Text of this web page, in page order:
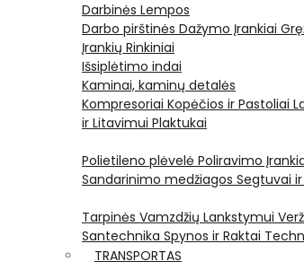
Darbinės Lempos
Darbo pirštinės Dažymo Įrankiai
Įrankių Rinkiniai
Išsiplėtimo indai
Kaminai, kaminų detalės
Kompresoriai Kopėčios ir Pastoliai
ir Litavimui Plaktukai
Polietileno plėvelė Poliravimo
Sandarinimo medžiagos Segtuvai
Tarpinės Vamzdžių Lankstymui
Santechnika Spynos ir Raktai
TRANSPORTAS